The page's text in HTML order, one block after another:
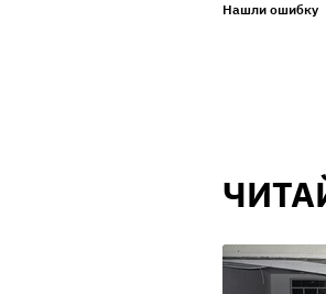
Нашли ошибку